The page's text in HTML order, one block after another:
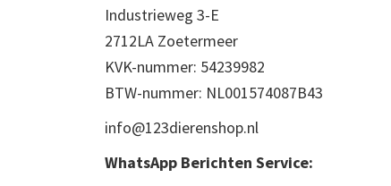
Industrieweg 3-E
2712LA Zoetermeer
KVK-nummer: 54239982
BTW-nummer: NL001574087B43
info@123dierenshop.nl
WhatsApp Berichten Service: